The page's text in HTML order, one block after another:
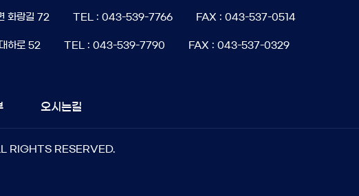
화랑길 72 TEL : 043-539-7766 FAX : 043-537-0514
하로 52 TEL : 043-539-7790 FAX : 043-537-0329
오시는길
RESERVED.